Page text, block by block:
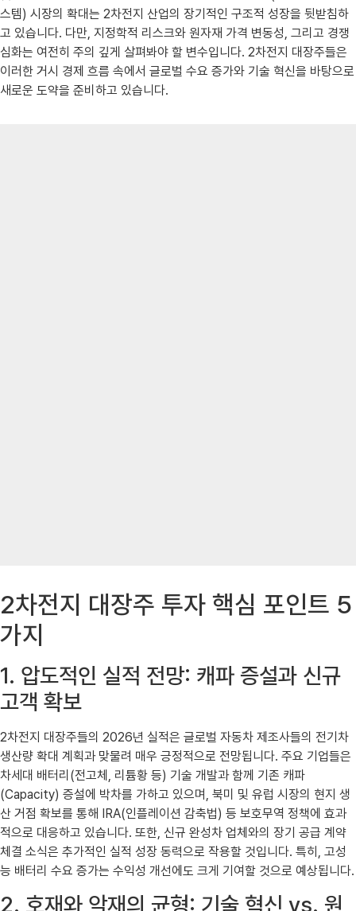
스템) 시장의 확대는 2차전지 산업의 장기적인 구조적 성장을 뒷받침하
고 있습니다. 다만, 지정학적 리스크와 원자재 가격 변동성, 그리고 경쟁
심화는 여전히 주의 깊게 살펴봐야 할 변수입니다. 2차전지 대장주들은
이러한 거시 경제 흐름 속에서 글로벌 수요 증가와 기술 혁신을 바탕으로
새로운 도약을 준비하고 있습니다.
2차전지 대장주 투자 핵심 포인트 5
가지
1. 압도적인 실적 전망: 캐파 증설과 신규
고객 확보
2차전지 대장주들의 2026년 실적은 글로벌 자동차 제조사들의 전기차
생산량 확대 계획과 맞물려 매우 긍정적으로 전망됩니다. 주요 기업들은
차세대 배터리(전고체, 리튬황 등) 기술 개발과 함께 기존 캐파
(Capacity) 증설에 박차를 가하고 있으며, 북미 및 유럽 시장의 현지 생
산 거점 확보를 통해 IRA(인플레이션 감축법) 등 보호무역 정책에 효과
적으로 대응하고 있습니다. 또한, 신규 완성차 업체와의 장기 공급 계약
체결 소식은 추가적인 실적 성장 동력으로 작용할 것입니다. 특히, 고성
능 배터리 수요 증가는 수익성 개선에도 크게 기여할 것으로 예상됩니다.
2. 호재와 악재의 균형: 기술 혁신 vs. 원